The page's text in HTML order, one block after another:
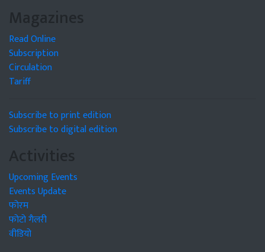
Magazines
Read Online
Subscription
Circulation
Tariff
Subscribe to print edition
Subscribe to digital edition
Activities
Upcoming Events
Events Update
फोरम
फोटो गैलरी
वीडियो